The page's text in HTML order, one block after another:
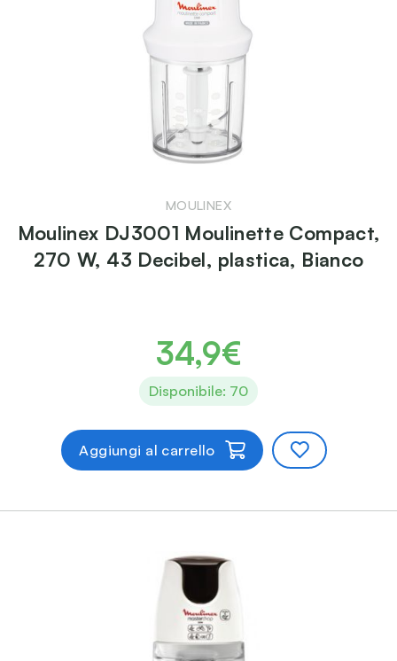
MOULINEX
Moulinex DJ3001 Moulinette Compact,
270 W, 43 Decibel, plastica, Bianco
34,9€
Disponibile: 70
Aggiungi al carrello